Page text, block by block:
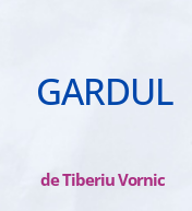
GARDUL
de Tiberiu Vornic